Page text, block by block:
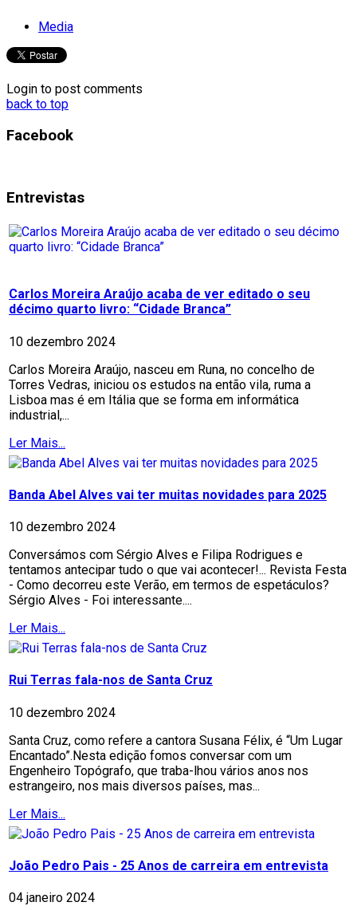
Media
Login to post comments
back to top
Facebook
Entrevistas
Carlos Moreira Araújo acaba de ver editado o seu
décimo quarto livro: “Cidade Branca”
10 dezembro 2024
Carlos Moreira Araújo, nasceu em Runa, no concelho de
Torres Vedras, iniciou os estudos na então vila, ruma a
Lisboa mas é em Itália que se forma em informática
industrial,...
Ler Mais...
Banda Abel Alves vai ter muitas novidades para 2025
10 dezembro 2024
Conversámos com Sérgio Alves e Filipa Rodrigues e
tentamos antecipar tudo o que vai acontecer!... Revista Festa
- Como decorreu este Verão, em termos de espetáculos?
Sérgio Alves - Foi interessante....
Ler Mais...
Rui Terras fala-nos de Santa Cruz
10 dezembro 2024
Santa Cruz, como refere a cantora Susana Félix, é “Um Lugar
Encantado”.Nesta edição fomos conversar com um
Engenheiro Topógrafo, que traba-lhou vários anos nos
estrangeiro, nos mais diversos países, mas...
Ler Mais...
João Pedro Pais - 25 Anos de carreira em entrevista
04 janeiro 2024